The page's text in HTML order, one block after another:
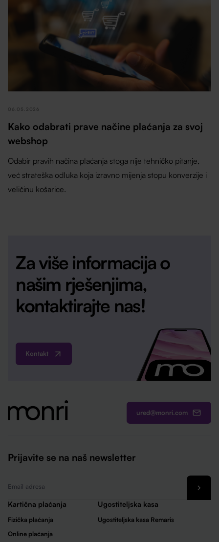
06.05.2026
Kako odabrati prave načine plaćanja za svoj
webshop
Odabir pravih načina plaćanja stoga nije tehničko pitanje,
već strateška odluka koja izravno mijenja stopu konverzije i
veličinu košarice.
Za više informacija o
našim rješenjima,
kontaktirajte nas!
Kontakt
ured@monri.com
Prijavite se na naš newsletter
Kartična plaćanja
Fizička plaćanja
Online plaćanja
Ugostiteljska kasa
Ugostiteljska kasa Remaris